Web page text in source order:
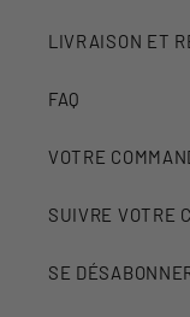
LIVRAISON ET
FAQ
VOTRE
SUIVRE VOTRE
SE